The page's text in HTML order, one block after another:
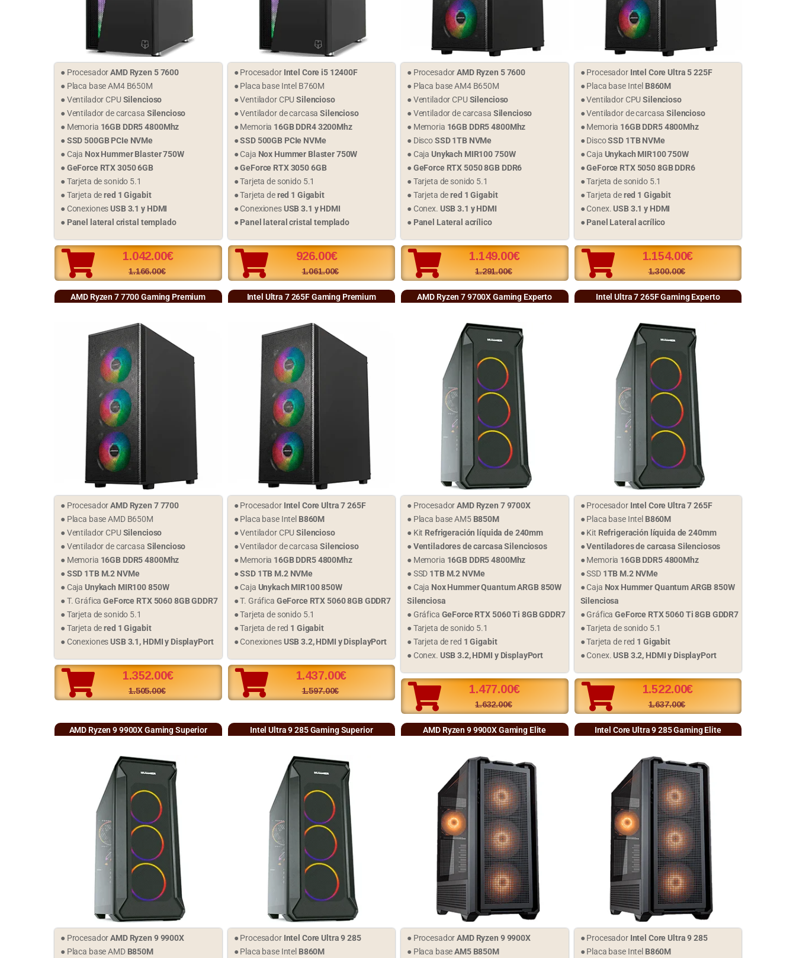
● ProcesadorAMD Ryzen 5 7600
● Placa base AM4 B650M
● Ventilador CPU Silencioso
● Ventilador de carcasa Silencioso
● Memoria 16GB DDR5 4800Mhz
● SSD 500GB PCIe NVMe
● Caja Nox Hummer Blaster 750W
● GeForce RTX 3050 6GB
● Tarjeta de sonido 5.1
● Tarjeta dered 1 Gigabit
● ConexionesUSB 3.1 y HDMI
● Panel lateral cristal templado
1.042.00€
1.166.00€
● Procesador Intel Core i5 12400F
● Placa base Intel B760M
● Ventilador CPUSilencioso
● Ventilador de carcasaSilencioso
● Memoria 16GB DDR4 3200Mhz
●SSD 500GB PCIe NVMe
● Caja Nox Hummer Blaster 750W
●GeForce RTX 3050 6GB
● Tarjeta de sonido 5.1
● Tarjeta dered 1 Gigabit
● ConexionesUSB 3.1 y HDMI
● Panel lateral cristal templado
926.00€
1.061.00€
● ProcesadorAMD Ryzen 5 7600
● Placa base AM4 B650M
● Ventilador CPU Silencioso
● Ventilador de carcasa Silencioso
● Memoria 16GB DDR5 4800Mhz
● DiscoSSD 1TB NVMe
● CajaUnykach MIR100 750W
● GeForce RTX 5050 8GB DDR6
● Tarjeta de sonido 5.1
● Tarjeta dered 1 Gigabit
● Conex. USB 3.1 y HDMI
● Panel Lateral acrílico
1.149.00€
1.291.00€
● Procesador Intel Core Ultra 5 225F
● Placa base Intel B860M
● Ventilador CPUSilencioso
● Ventilador de carcasaSilencioso
● Memoria 16GB DDR5 4800Mhz
● DiscoSSD 1TB NVMe
● Caja Unykach MIR100 750W
●GeForce RTX 5050 8GB DDR6
● Tarjeta de sonido 5.1
● Tarjeta dered 1 Gigabit
● Conex.USB 3.1 y HDMI
● Panel Lateral acrílico
1.154.00€
1.300.00€
AMD Ryzen 7 7700 Gaming Premium
● ProcesadorAMD Ryzen 7 7700
● Placa base AMD B650M
● Ventilador CPU Silencioso
● Ventilador de carcasa Silencioso
● Memoria 16GB DDR5 4800Mhz
● SSD 1TB M.2 NVMe
● CajaUnykach MIR100 850W
● T. GráficaGeForce RTX 5060 8GB GDDR7
● Tarjeta de sonido 5.1
● Tarjeta dered 1 Gigabit
● ConexionesUSB 3.1, HDMI y DisplayPort
1.352.00€
1.505.00€
Intel Ultra 7 265F Gaming Premium
● Procesador Intel Core Ultra 7 265F
● Placa base Intel B860M
● Ventilador CPUSilencioso
● Ventilador de carcasaSilencioso
● Memoria 16GB DDR5 4800Mhz
●SSD 1TB M.2 NVMe
● Caja Unykach MIR100 850W
● T. Gráfica GeForce RTX 5060 8GB GDDR7
● Tarjeta de sonido 5.1
● Tarjeta de red 1 Gigabit
● ConexionesUSB 3.2, HDMI y DisplayPort
1.437.00€
1.597.00€
AMD Ryzen 7 9700X Gaming Experto
● ProcesadorAMD Ryzen 7 9700X
● Placa base AM5 B850M
● Kit Refrigeración líquida de 240mm
● Ventiladores de carcasa Silenciosos
● Memoria 16GB DDR5 4800Mhz
● SSD 1TB M.2 NVMe
● Caja Nox Hummer Quantum ARGB 850W
Silenciosa
● Gráfica GeForce RTX 5060 Ti 8GB GDDR7
● Tarjeta de sonido 5.1
● Tarjeta de red 1 Gigabit
● Conex. USB 3.2, HDMI y DisplayPort
1.477.00€
1.632.00€
Intel Ultra 7 265F Gaming Experto
● Procesador Intel Core Ultra 7 265F
● Placa base Intel B860M
● Kit Refrigeración líquida de 240mm
●Ventiladores de carcasa Silenciosos
● Memoria 16GB DDR5 4800Mhz
● SSD 1TB M.2 NVMe
● Caja Nox Hummer Quantum ARGB 850W
Silenciosa
● GráficaGeForce RTX 5060 Ti 8GB GDDR7
● Tarjeta de sonido 5.1
● Tarjeta de red 1 Gigabit
● Conex.USB 3.2, HDMI y DisplayPort
1.522.00€
1.637.00€
AMD Ryzen 9 9900X Gaming Superior
● ProcesadorAMD Ryzen 9 9900X
● Placa base AMD B850M
Intel Ultra 9 285 Gaming Superior
● Procesador Intel Core Ultra 9 285
● Placa base Intel B860M
AMD Ryzen 9 9900X Gaming Elite
● ProcesadorAMD Ryzen 9 9900X
● Placa baseAM5 B850M
Intel Core Ultra 9 285 Gaming Elite
● Procesador Intel Core Ultra 9 285
● Placa base Intel B860M